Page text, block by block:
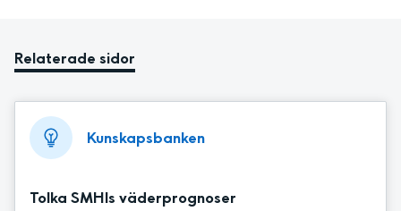
Relaterade sidor
Kunskapsbanken
Tolka SMHIs väderprognoser